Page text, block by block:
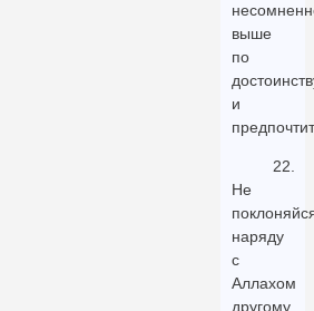
выше
по
и
22.
Не
наряду
с
Аллахом
другому